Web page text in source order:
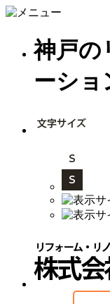
神戸の
ーショ